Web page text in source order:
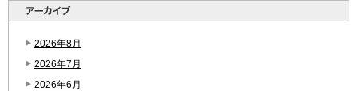
2026年8月
2026年7月
2026年6月